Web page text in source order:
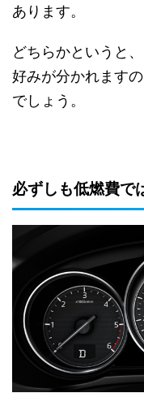
あります。
どちらかというと
好みが分かれます
でしょう。
必ずしも低燃費で